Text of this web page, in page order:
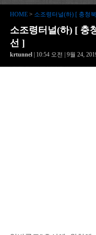
HOME > 소조령터널(하) [ 충청
소조령터널(하) [ 충
선 ]
krtunnel | 10:54 오전 | 9월 24,